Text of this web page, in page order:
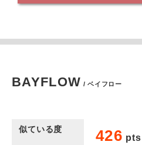
BAYFLOW / ベイフロー
似ている度 426 pts